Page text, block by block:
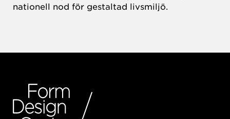
nationell nod för gestaltad livsmiljö.